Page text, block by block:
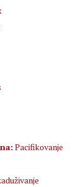
Pacifikovanje